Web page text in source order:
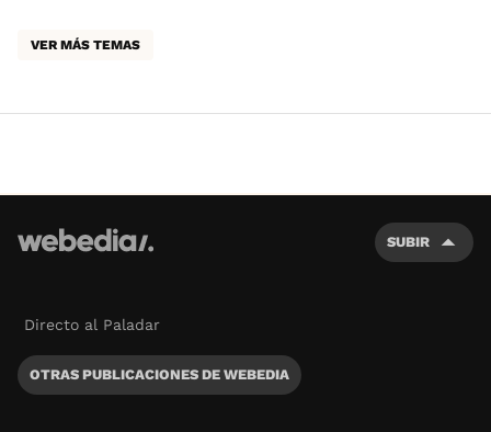
VER MÁS TEMAS
SUBIR
Directo al Paladar
OTRAS PUBLICACIONES DE WEBEDIA